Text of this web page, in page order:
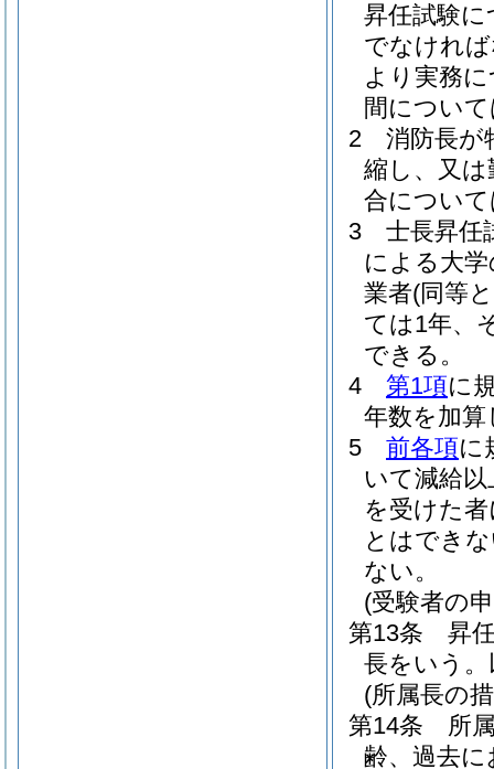
昇任試験
でなけれ
より実務
間につい
2
消防長が
縮し、又
合につい
3
士長昇任
による大
業者(同等
ては1年、
できる。
4
第1項に
年数を加
5
前各項に
いて減給
を受けた
とはでき
ない。
(受験者の
第13条
昇
長をいう
(所属長の
第14条
所
齢、過去